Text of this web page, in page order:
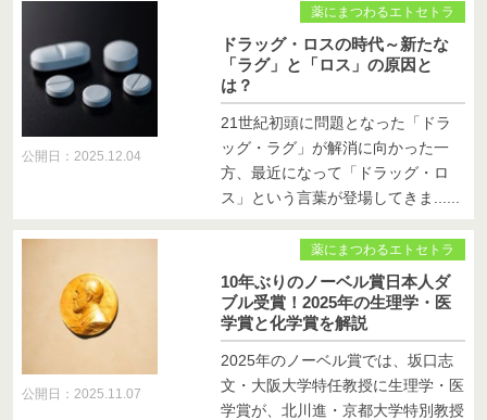
公開日：2025.12.04
薬にまつわるエトセトラ
ドラッグ・ロスの時代～新たな
「ラグ」と「ロス」の原因と
は？
21世紀初頭に問題となった「ドラ
ッグ・ラグ」が解消に向かった一
方、最近になって「ドラッグ・ロ
ス」という言葉が登場してきま......
公開日：2025.11.07
薬にまつわるエトセトラ
10年ぶりのノーベル賞日本人ダ
ブル受賞！2025年の生理学・医
学賞と化学賞を解説
2025年のノーベル賞では、坂口志
文・大阪大学特任教授に生理学・医
学賞が、北川進・京都大学特別教授